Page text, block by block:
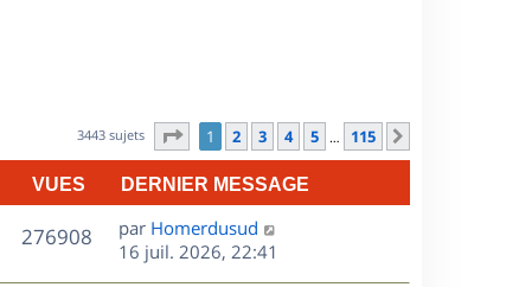
3443 sujets Page sur115
1 2 3 4 5 … 115
VUES DERNIER MESSAGE
276908V
u
D
e
par Homerdusud
16 juil. 2026, 22:41